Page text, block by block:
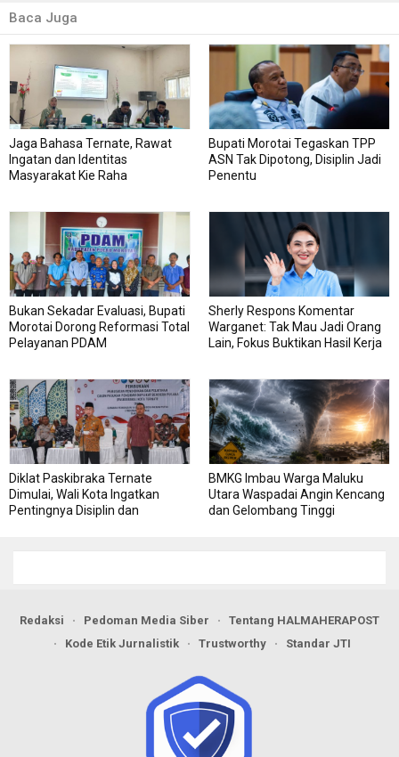
Baca Juga
Jaga Bahasa Ternate, Rawat
Ingatan dan Identitas
Masyarakat Kie Raha
Bupati Morotai Tegaskan TPP
ASN Tak Dipotong, Disiplin Jadi
Penentu
Bukan Sekadar Evaluasi, Bupati
Morotai Dorong Reformasi Total
Pelayanan PDAM
Sherly Respons Komentar
Warganet: Tak Mau Jadi Orang
Lain, Fokus Buktikan Hasil Kerja
Diklat Paskibraka Ternate
Dimulai, Wali Kota Ingatkan
Pentingnya Disiplin dan
BMKG Imbau Warga Maluku
Utara Waspadai Angin Kencang
dan Gelombang Tinggi
Redaksi Pedoman Media Siber
Tentang HALMAHERAPOST
Kode Etik Jurnalistik
Trustworthy Standar JTI